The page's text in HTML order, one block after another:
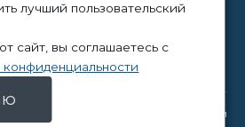
Политика конфиденциальности
лучший пользовательский
сайт, вы соглашаетесь с
конфиденциальности